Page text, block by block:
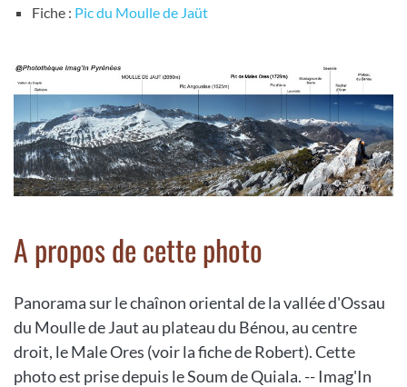
Fiche : Pic du Moulle de Jaüt
A propos de cette photo
Panorama sur le chaînon oriental de la vallée d'Ossau
du Moulle de Jaut au plateau du Bénou, au centre
droit, le Male Ores (voir la fiche de Robert). Cette
photo est prise depuis le Soum de Quiala. -- Imag'In